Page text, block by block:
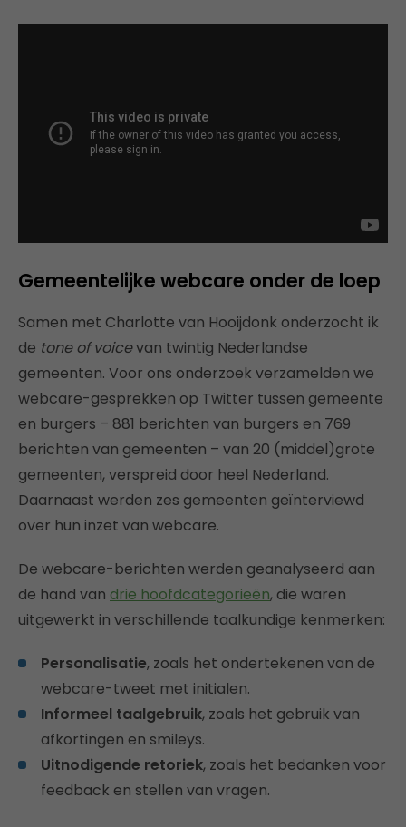
Gemeentelijke webcare onder de loep
Samen met Charlotte van Hooijdonk onderzocht ik
de tone of voicevan twintig Nederlandse
gemeenten. Voor ons onderzoek verzamelden we
webcare-gesprekken op Twitter tussen gemeente
en burgers – 881 berichten van burgers en 769
berichten van gemeenten – van 20 (middel)grote
gemeenten, verspreid door heel Nederland.
Daarnaast werden zes gemeenten geïnterviewd
over hun inzet van webcare.
De webcare-berichten werden geanalyseerd aan
de hand van drie hoofdcategorieën, die waren
uitgewerkt in verschillende taalkundige kenmerken:
Personalisatie, zoals het ondertekenen van de
webcare-tweet met initialen.
Informeel taalgebruik, zoals het gebruik van
afkortingen en smileys.
Uitnodigende retoriek, zoals het bedanken voor
feedback en stellen van vragen.